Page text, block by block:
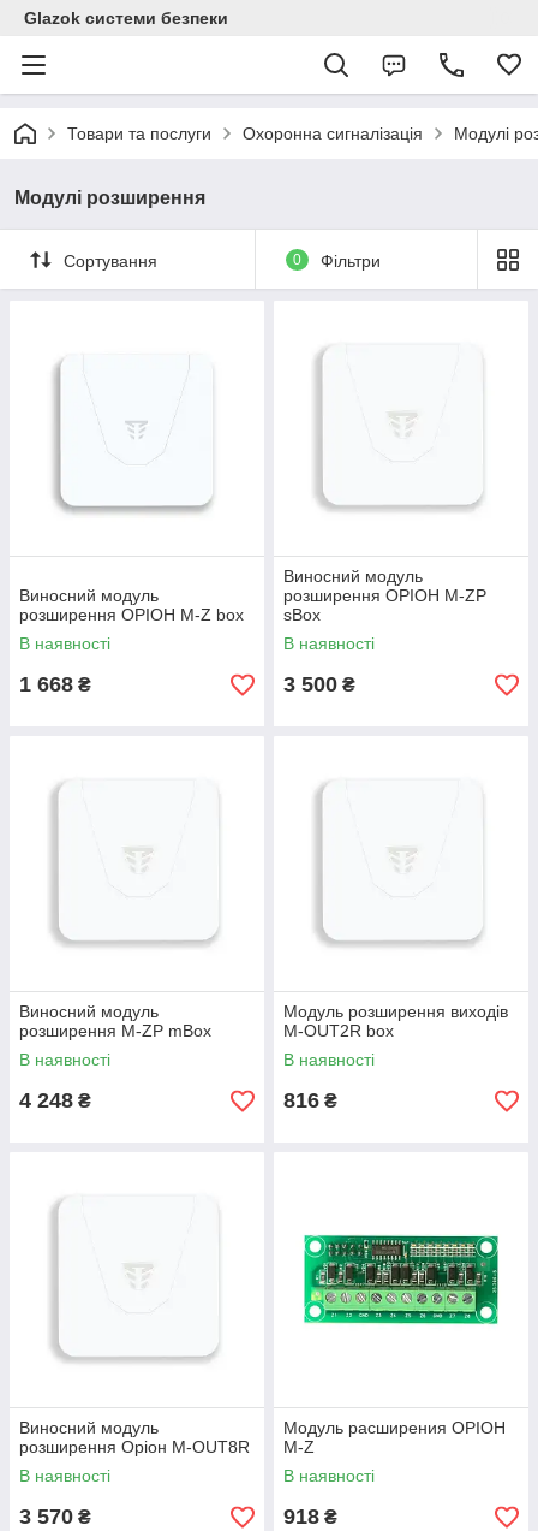
Glazok системи безпеки
Товари та послуги Охоронна сигналізація Модулі
Модулі розширення
Сортування 0 Фільтри
Виносний модуль
розширення ОРІОН M-Z box
В наявності
1 668 ₴
Виносний модуль
розширення ОРІОН M-ZP
sBox
В наявності
3 500 ₴
Виносний модуль
розширення M-ZP mBox
В наявності
4 248 ₴
Модуль розширення виходів
M-OUT2R box
В наявності
816 ₴
Виносний модуль
розширення Оріон M-OUT8R
В наявності
3 570 ₴
Модуль расширения ОРІОН
M-Z
В наявності
918 ₴